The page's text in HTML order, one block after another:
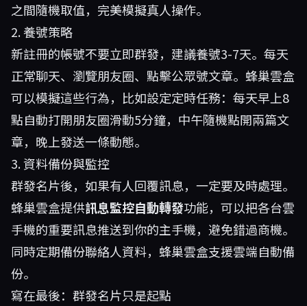
之間隨機取值，完美模擬真人操作。
2. 養號策略
新註冊的帳號不要立即群發，建議養號3-7天。每天
正常聊天、瀏覽朋友圈、點擊公眾號文章。蜂巢雲盒
可以模擬這些行為，比如設定定時任務：每天早上8
點自動打開朋友圈滑動5分鐘，中午隨機點開兩篇文
章，晚上發送一條動態。
3. 資料備份與監控
群發名片後，如果有人回覆訊息，一定要及時處理。
蜂巢雲盒提供訊息監控自動轉發功能，可以把各台雲
手機的重要訊息推送到你的主手機，避免錯過商機。
同時定期備份聯絡人資料，蜂巢雲盒支援雲端自動備
份。
寫在最後：群發名片只是起點